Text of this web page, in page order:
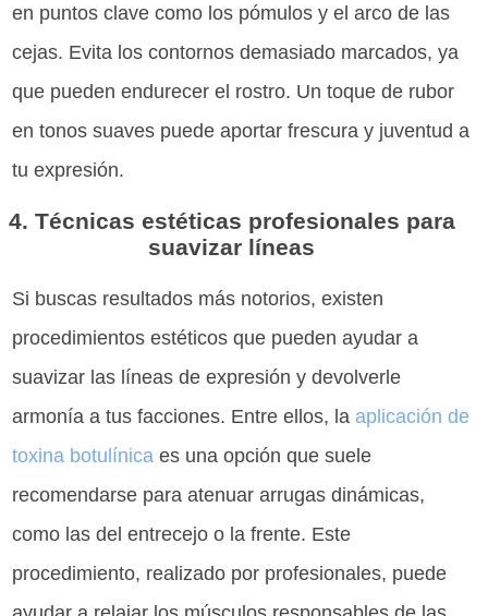
en puntos clave como los pómulos y el arco de las
cejas. Evita los contornos demasiado marcados, ya
que pueden endurecer el rostro. Un toque de rubor
en tonos suaves puede aportar frescura y juventud a
tu expresión.
4. Técnicas estéticas profesionales para
suavizar líneas
Si buscas resultados más notorios, existen
procedimientos estéticos que pueden ayudar a
suavizar las líneas de expresión y devolverle
armonía a tus facciones. Entre ellos, laaplicación de
toxina botulínica es una opción que suele
recomendarse para atenuar arrugas dinámicas,
como las del entrecejo o la frente. Este
procedimiento, realizado por profesionales, puede